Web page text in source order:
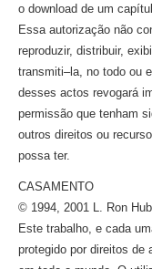
o download de um
Essa autorização não
reproduzir, distribuir,
transmiti–la, no todo ou
desses actos revogará
permissão que tenham
outros direitos ou
possa ter.
CASAMENTO
© 1994, 2001 L. Ron
Este trabalho, e cada
protegido por direitos de